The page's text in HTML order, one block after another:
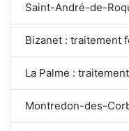
Saint-André-de-
Bizanet : traitement
La Palme :
Montredon-des-